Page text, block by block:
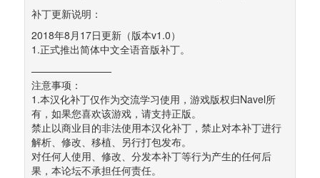
补丁更新说明：
2018年8月17日更新（版本v1.0）
1.正式推出简体中文全语音版补丁。
————————
注意事项：
1.本汉化补丁仅作为交流学习使用，游戏版权归Navel所
有，如果您喜欢该游戏，请支持正版。
禁止以商业目的非法使用本汉化补丁，禁止对本补丁进行
解析、修改、移植、另行打包发布。
对任何人使用、修改、分发本补丁等行为产生的任何后
果，本论坛不承担任何责任。